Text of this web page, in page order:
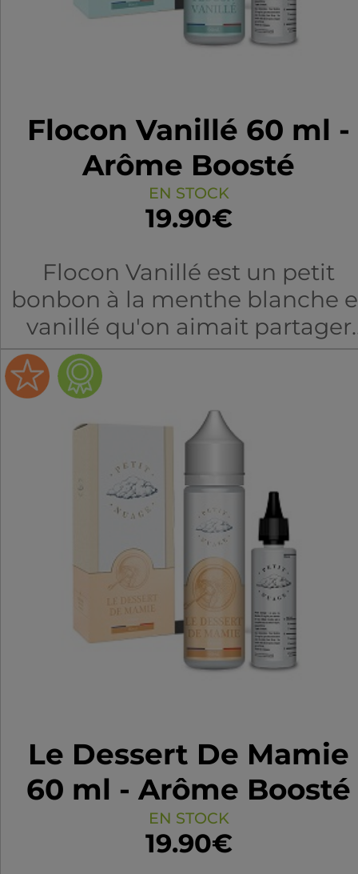
Flocon Vanillé 60 ml -
Arôme Boosté
EN STOCK
19.90€
Flocon Vanillé est un petit
bonbon à la menthe blanche
vanillé qu'on aimait partager
avec les copains.
Ratio : 50/50 PG/VG
Ce e-liquide est en 0mg de
nicotine, afin de mettre de la
nicotine, nous vous
d'utiliser un Booster de
nicotine.
Flacon de 60ml rempli à 60ml
livré avec un flacon vide
Le Dessert De Mamie
60 ml - Arôme Boosté
EN STOCK
19.90€